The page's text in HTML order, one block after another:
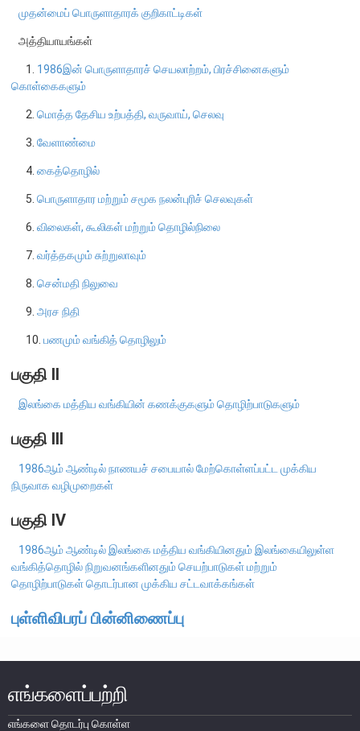
நிறுவன ரீதியான அமைப்பு
நிறுவனக் கட்டமைப்பு
முதன்மை அலுவலர்கள்
திணைக்களங்கள்
ஆளுகைக் கோவைகளும் கொள்கைகளும்
வங்கிப் பணிமனை
வங்கிப் பணிமனை
வங்கித்தொழில் கற்கைகளுக்கான நிலையம்
பொருளாதார வரலாற்று அரும்பொருட் காட்சிச் சாலை
எக்ஸ்டர் அறிக்கை
நிதியியல் முறைமை
நிதியியல் முறைமை உறுதிப்பாடு
முதன்மைப் பொருளாதாரக் குறிகாட்டிகள்
அத்தியாயங்கள்
1. 1986இன் பொருளாதாரச் செயலாற்றம், பிரச்சினைகளும்
கொள்கைகளும்
2.மொத்த தேசிய உற்பத்தி, வருவாய், செலவு
3.வேளாண்மை
4.கைத்தொழில்
5.பொருளாதார மற்றும் சமூக நலன்புரிச் செலவுகள்
6.விலைகள், கூலிகள் மற்றும் தொழில்நிலை
7.வர்த்தகமும் சுற்றுலாவும்
8.சென்மதி நிலுவை
9.அரச நிதி
10.பணமும் வங்கித் தொழிலும்
பகுதி II
இலங்கை மத்திய வங்கியின் கணக்குகளும் தொழிற்பாடுகளும்
பகுதி III
1986ஆம் ஆண்டில் நாணயச் சபையால் மேற்கொள்ளப்பட்ட முக்கிய
நிருவாக வழிமுறைகள்
பகுதி IV
1986ஆம் ஆண்டில் இலங்கை மத்திய வங்கியினதும் இலங்கையிலுள்ள
வங்கித்தொழில் நிறுவனங்களினதும் செயற்பாடுகள் மற்றும்
தொழிற்பாடுகள் தொடர்பான முக்கிய சட்டவாக்கங்கள்
புள்ளிவிபரப் பின்னிணைப்பு
எங்களைப்பற்றி
எங்களை தொடர்பு கொள்ள